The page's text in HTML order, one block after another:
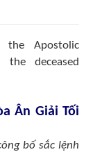
the Apostolic
the deceased
Ân Giải Tối
bố sắc lệnh